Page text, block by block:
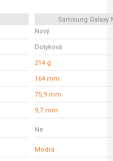
Samsung Galaxy
Nový
Dotyková
214 g
164 mm
75,9 mm
9,7 mm
Ne
Modrá